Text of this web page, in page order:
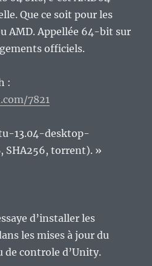
Que ce soit pour les
AMD. Appellée 64-bit sur
officiels.
:
7821
13.04-desktop-
SHA256, torrent). »
d’installer les
les mises à jour du
de controle d’Unity.